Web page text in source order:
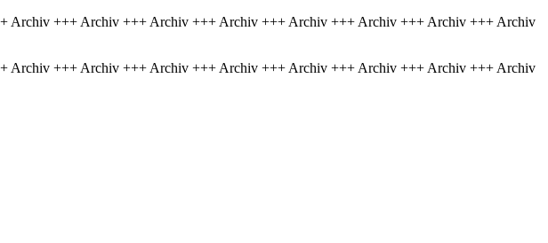
+++ Archiv +++ Archiv +++ Archiv +++ Archiv +++ Archiv +++ Archiv +++ Archiv
+++ Archiv +++ Archiv +++ Archiv +++ Archiv +++ Archiv +++ Archiv +++ Archiv